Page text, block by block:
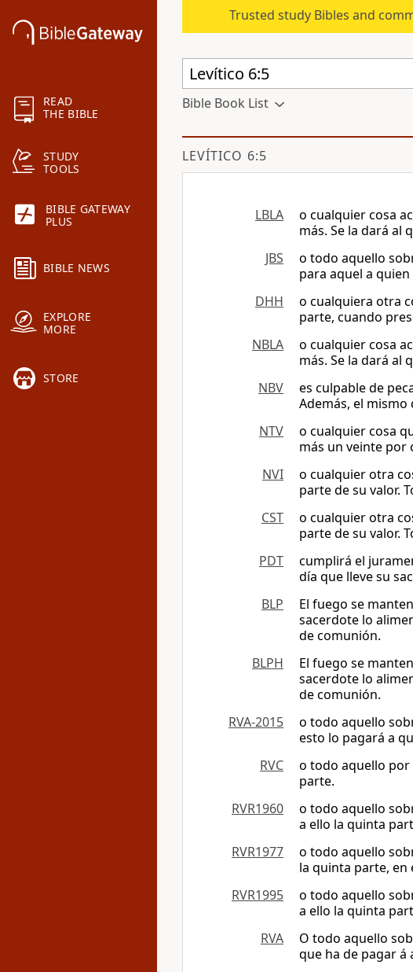
READ
THE BIBLE
STUDY
TOOLS
BIBLE GATEWAY
PLUS
BIBLE NEWS
EXPLORE
MORE
STORE
Trusted study Bibles and
Bible Book List
LEVÍTICO 6:5
LBLA
o cualquier cosa
más. Se la dará al
JBS
o todo aquello
para aquel a
DHH
o cualquiera otra
parte, cuando
NBLA
o cualquier cosa
más. Se la dará al
NBV
es culpable de
Además, el
NTV
o cualquier cosa
más un veinte por
NVI
o cualquier otra
parte de su valor.
CST
o cualquier otra
parte de su valor.
PDT
cumplirá el
día que lleve su
BLP
El fuego se
sacerdote lo
de comunión.
BLPH
El fuego se
sacerdote lo
de comunión.
RVA-2015
o todo aquello
esto lo pagará a
RVC
o todo aquello por
parte.
RVR1960
o todo aquello
a ello la quinta
RVR1977
o todo aquello
la quinta parte, en
RVR1995
o todo aquello
a ello la quinta
RVA
O todo aquello
que ha de pagar á